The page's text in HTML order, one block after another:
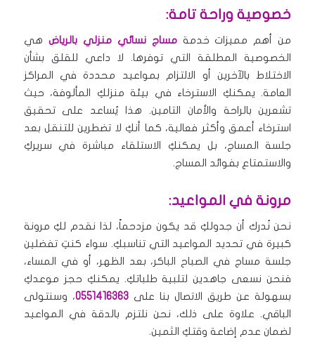
خصوصية وراحة تامة:
من أهم مميزات خدمةمساج نسائي منزلي بالرياض هي
الخصوصية المطلقة التي توفرها. لا داعي للقلق بشأن
الاختلاط بالآخرين أو الالتزام بمواعيد محددة في المراكز
العامة. يمكنكِ الاسترخاء في بيئة منزلكِ المألوفة، حيث
تشعرين بالراحة والأمان التامين. هذا يُساعد على تحقيق
استرخاء أعمق وأكثر فعالية، كما أنكِ لا تضطرين للتنقل بعد
جلسة المساج، بل يمكنكِ الاستلقاء مباشرة في سريركِ
والاستمتاع بفوائد المساج.
مرونة في المواعيد:
نحن نُدرك أن جدولكِ قد يكون مزدحماً، لذا نقدم لكِ مرونة
كبيرة في تحديد المواعيد التي تناسبكِ. سواء كنتِ تفضلين
جلسة مساج في الصباح الباكر، بعد الظهر، أو في المساء،
فنحن نسعى جاهدين لتلبية طلباتكِ. يمكنكِ حجز موعدكِ
بسهولة عن طريق الاتصال بنا على0551416363، وسنتولى
الباقي. علاوة على ذلك، نحن نلتزم بالدقة في المواعيد
لضمان عدم إضاعة وقتكِ الثمين.